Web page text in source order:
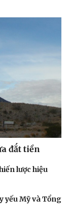
đắt tiền
lược hiệu
yếu Mỹ và Tổng